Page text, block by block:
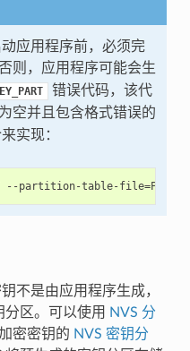
应用程序前，必须完
则，应用程序可能会生
错误代码，该代
空并且包含格式错误的
实现：
不是由应用程序生成，
区。可以使用 NVS 分
密密钥的 NVS 密钥分